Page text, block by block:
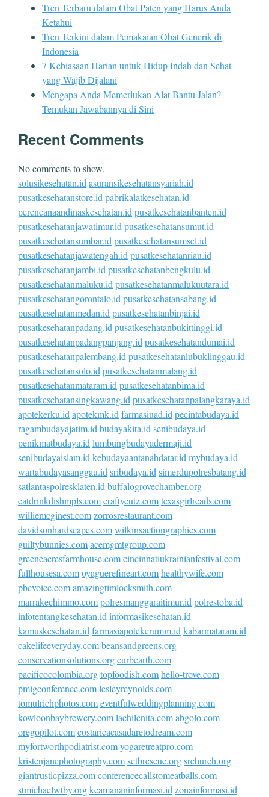
Tren Terbaru dalam Obat Paten yang Harus Anda
Ketahui
Tren Terkini dalam Pemakaian Obat Generik di
Indonesia
7 Kebiasaan Harian untuk Hidup Indah dan Sehat
yang Wajib Dijalani
Mengapa Anda Memerlukan Alat Bantu Jalan?
Temukan Jawabannya di Sini
Recent Comments
No comments to show.
solusikesehatan.idasuransikesehatansyariah.id
pusatkesehatanstore.idpabrikalatkesehatan.id
perencanaandinaskesehatan.idpusatkesehatanbanten.id
pusatkesehatanjawatimur.idpusatkesehatansumut.id
pusatkesehatansumbar.idpusatkesehatansumsel.id
pusatkesehatanjawatengah.idpusatkesehatanriau.id
pusatkesehatanjambi.idpusatkesehatanbengkulu.id
pusatkesehatanmaluku.idpusatkesehatanmalukuutara.id
pusatkesehatangorontalo.idpusatkesehatansabang.id
pusatkesehatanmedan.idpusatkesehatanbinjai.id
pusatkesehatanpadang.idpusatkesehatanbukittinggi.id
pusatkesehatanpadangpanjang.idpusatkesehatandumai.id
pusatkesehatanpalembang.idpusatkesehatanlubuklinggau.id
pusatkesehatansolo.idpusatkesehatanmalang.id
pusatkesehatanmataram.idpusatkesehatanbima.id
pusatkesehatansingkawang.idpusatkesehatanpalangkaraya.id
apotekerku.idapotekmk.idfarmasiuad.idpecintabudaya.id
ragambudayajatim.idbudayakita.idsenibudaya.id
penikmatbudaya.idlumbungbudayadermaji.id
senibudayaislam.idkebudayaantanahdatar.idmybudaya.id
wartabudayasanggau.idsribudaya.idsimerdupolresbatang.id
satlantaspolresklaten.idbuffalogrovechamber.org
eatdrinkdishmpls.comcraftycutz.comtexasgirlreads.com
williemcginest.comzorrosrestaurant.com
davidsonhardscapes.comwilkinsactiongraphics.com
guiltybunnies.comacemgmtgroup.com
greeneacresfarmhouse.comcincinnatiukrainianfestival.com
fullhousesa.comoyaguerefineart.comhealthywife.com
pbcvoice.comamazingtimlocksmith.com
marrakechimmo.compolresmanggaraitimur.idpolrestoba.id
infotentangkesehatan.idinformasikesehatan.id
kamuskesehatan.idfarmasiapotekerumm.idkabarmataram.id
cakelifeeveryday.combeansandgreens.org
conservationsolutions.orgcurbearth.com
pacificocolombia.orgtopfoodish.comhello-trove.com
pmigconference.comlesleyreynolds.com
tomulrichphotos.comeventfulweddingplanning.com
kowloonbaybrewery.comlachilenita.comabgolo.com
oregopilot.comcostaricacasadaretodream.com
myfortworthpodiatrist.comyogaretreatpro.com
kristenjanephotography.comsctbrescue.orgsrchurch.org
giantrusticpizza.comconferencecallstomeatballs.com
stmichaelwtby.orgkeamananinformasi.idzonainformasi.id